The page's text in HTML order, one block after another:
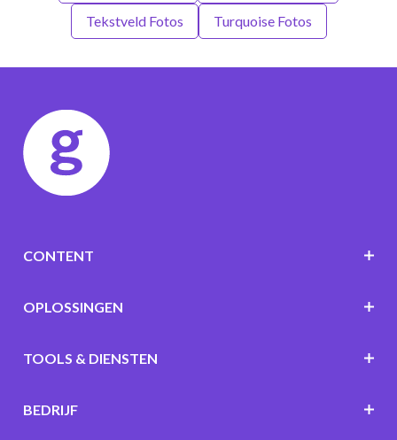
Tekstveld Fotos Turquoise Fotos
CONTENT
OPLOSSINGEN
TOOLS & DIENSTEN
BEDRIJF